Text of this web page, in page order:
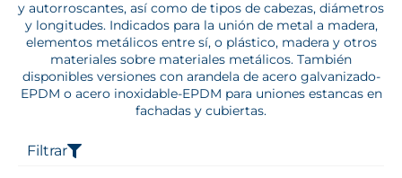
y autorroscantes, así como de tipos de cabezas, diámetros
y longitudes. Indicados para la unión de metal a madera,
elementos metálicos entre sí, o plástico, madera y otros
materiales sobre materiales metálicos. También
disponibles versiones con arandela de acero galvanizado-
EPDM o acero inoxidable-EPDM para uniones estancas en
fachadas y cubiertas.
Filtrar